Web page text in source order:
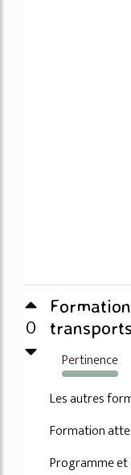
0
Pertinence
1027%
Les autres
Formation
Programme